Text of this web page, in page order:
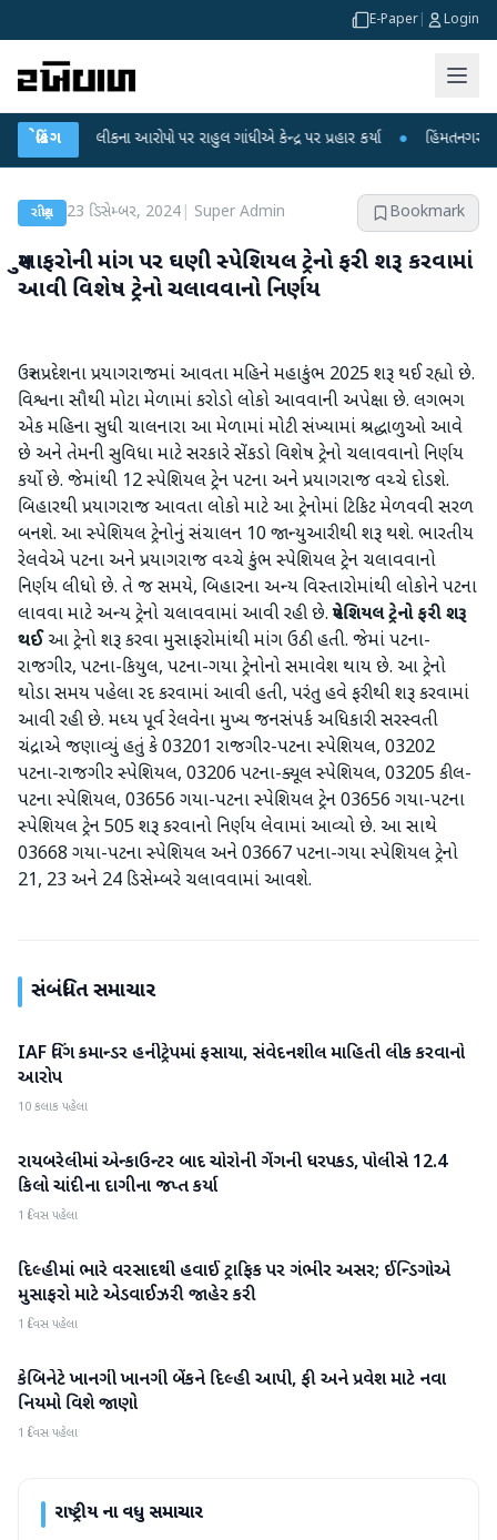
E-Paper Login
બ્રેકિંગ
લીકના આરોપો પર રાહુલ ગાંધીએ કેન્દ્ર પર પ્રહાર કર્યા ● હિંમતનગરમાં રહસ્યમય
રાષ્ટ્રીય 23 ડિસેમ્બર, 2024| Super Admin Bookmark
મુસાફરોની માંગ પર ઘણી સ્પેશિયલ ટ્રેનો ફરી શરૂ કરવામાં
આવી વિશેષ ટ્રેનો ચલાવવાનો નિર્ણય
ઉત્તર પ્રદેશના પ્રયાગરાજમાં આવતા મહિને મહાકુંભ 2025 શરૂ થઈ રહ્યો છે.
વિશ્વના સૌથી મોટા મેળામાં કરોડો લોકો આવવાની અપેક્ષા છે. લગભગ
એક મહિના સુધી ચાલનારા આ મેળામાં મોટી સંખ્યામાં શ્રદ્ધાળુઓ આવે
છે અને તેમની સુવિધા માટે સરકારે સેંકડો વિશેષ ટ્રેનો ચલાવવાનો નિર્ણય
કર્યો છે. જેમાંથી 12 સ્પેશિયલ ટ્રેન પટના અને પ્રયાગરાજ વચ્ચે દોડશે.
બિહારથી પ્રયાગરાજ આવતા લોકો માટે આ ટ્રેનોમાં ટિકિટ મેળવવી સરળ
બનશે. આ સ્પેશિયલ ટ્રેનોનું સંચાલન 10 જાન્યુઆરીથી શરૂ થશે. ભારતીય
રેલવેએ પટના અને પ્રયાગરાજ વચ્ચે કુંભ સ્પેશિયલ ટ્રેન ચલાવવાનો
નિર્ણય લીધો છે. તે જ સમયે, બિહારના અન્ય વિસ્તારોમાંથી લોકોને પટના
લાવવા માટે અન્ય ટ્રેનો ચલાવવામાં આવી રહી છે.સ્પેશિયલ ટ્રેનો ફરી શરૂ
થઈ આ ટ્રેનો શરૂ કરવા મુસાફરોમાંથી માંગ ઉઠી હતી. જેમાં પટના-
રાજગીર, પટના-કિયુલ, પટના-ગયા ટ્રેનોનો સમાવેશ થાય છે. આ ટ્રેનો
થોડા સમય પહેલા રદ કરવામાં આવી હતી, પરંતુ હવે ફરીથી શરૂ કરવામાં
આવી રહી છે. મધ્ય પૂર્વ રેલવેના મુખ્ય જનસંપર્ક અધિકારી સરસ્વતી
ચંદ્રાએ જણાવ્યું હતું કે 03201 રાજગીર-પટના સ્પેશિયલ, 03202
પટના-રાજગીર સ્પેશિયલ, 03206 પટના-ક્યૂલ સ્પેશિયલ, 03205 કીલ-
પટના સ્પેશિયલ, 03656 ગયા-પટના સ્પેશિયલ ટ્રેન 03656 ગયા-પટના
સ્પેશિયલ ટ્રેન 505 શરૂ કરવાનો નિર્ણય લેવામાં આવ્યો છે. આ સાથે
03668 ગયા-પટના સ્પેશિયલ અને 03667 પટના-ગયા સ્પેશિયલ ટ્રેનો
21, 23 અને 24 ડિસેમ્બરે ચલાવવામાં આવશે.
સંબંધિત સમાચાર
રાષ્ટ્રીય
IAF વિંગ કમાન્ડર હનીટ્રેપમાં ફસાયા, સંવેદનશીલ માહિતી લીક કરવાનો
આરોપ
10 કલાક પહેલા
રાષ્ટ્રીય
રાયબરેલીમાં એન્કાઉન્ટર બાદ ચોરોની ગેંગની ધરપકડ, પોલીસે 12.4
કિલો ચાંદીના દાગીના જપ્ત કર્યા
1 દિવસ પહેલા
રાષ્ટ્રીય
દિલ્હીમાં ભારે વરસાદથી હવાઈ ટ્રાફિક પર ગંભીર અસર; ઈન્ડિગોએ
મુસાફરો માટે એડવાઈઝરી જાહેર કરી
1 દિવસ પહેલા
રાષ્ટ્રીય
કેબિનેટે ખાનગી ખાનગી બેંકને દિલ્હી આપી, ફી અને પ્રવેશ માટે નવા
નિયમો વિશે જાણો
1 દિવસ પહેલા
રાષ્ટ્રીયના વધુ સમાચાર